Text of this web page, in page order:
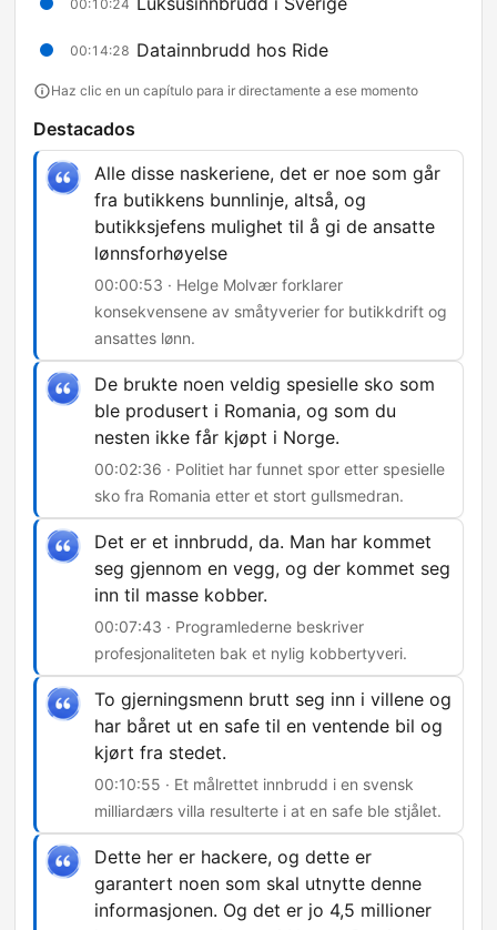
00:10:24
00:14:28 Datainnbrudd hos Ride
Haz clic en un capítulo para ir directamente a ese momento
Destacados
Alle disse naskeriene, det er noe som går
fra butikkens bunnlinje, altså, og
butikksjefens mulighet til å gi de ansatte
lønnsforhøyelse
00:00:53 · Helge Molvær forklarer
konsekvensene av småtyverier for butikkdrift og
ansattes lønn.
De brukte noen veldig spesielle sko som
ble produsert i Romania, og som du
nesten ikke får kjøpt i Norge.
00:02:36 · Politiet har funnet spor etter spesielle
sko fra Romania etter et stort gullsmedran.
Det er et innbrudd, da. Man har kommet
seg gjennom en vegg, og der kommet seg
inn til masse kobber.
00:07:43 · Programlederne beskriver
profesjonaliteten bak et nylig kobbertyveri.
To gjerningsmenn brutt seg inn i villene og
har båret ut en safe til en ventende bil og
kjørt fra stedet.
00:10:55 · Et målrettet innbrudd i en svensk
milliardærs villa resulterte i at en safe ble stjålet.
Dette her er hackere, og dette er
garantert noen som skal utnytte denne
informasjonen. Og det er jo 4,5 millioner